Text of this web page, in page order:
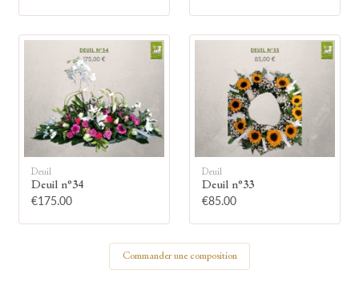
Allumez une bougie
Montrez votre soutien à la famille en
allumant symboliquement une bougie.
Votre prénom
Deuil
Deuil n°34
€175.00
Deuil
Deuil n°33
€85.00
Commander une composition